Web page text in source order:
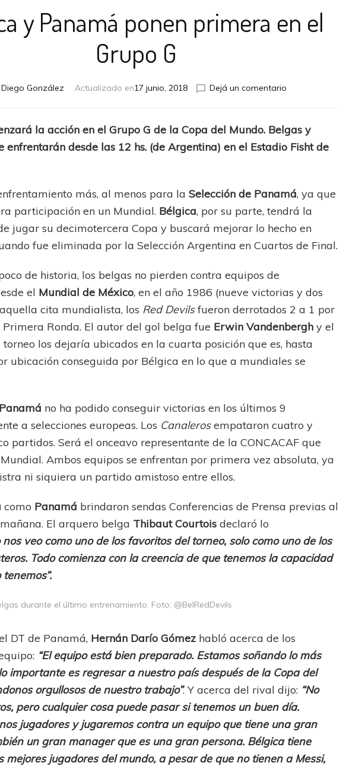
y Panamá ponen primera en el
Grupo G
Diego González Actualizado en17 junio, 2018 Dejá un comentario
ponen
primera
Grupo
G
la acción en el Grupo G de la Copa del Mundo. Belgas y
enfrentarán desde las 12 hs. (de Argentina) en el Estadio Fisht de
más, al menos para laSelección de Panamá, ya que
participación en un Mundial. Bélgica, por su parte, tendrá la
jugar su decimotercera Copa y buscará mejorar lo hecho en
fue eliminada por la Selección Argentina en Cuartos de Final.
de historia, los belgas no pierden contra equipos de
el Mundial de México, en el año 1986 (nueve victorias y dos
cita mundialista, los Red Devilsfueron derrotados 2 a 1 por
Ronda. El autor del gol belga fue Erwin Vandenbergh y el
los dejaría ubicados en la cuarta posición que es, hasta
ubicación conseguida por Bélgica en lo que a mundiales se
Panamá no ha podido conseguir victorias en los últimos 9
a selecciones europeas. Los Canalerosempataron cuatro y
partidos. Será el onceavo representante de la CONCACAF que
Ambos equipos se enfrentan por primera vez absoluta, ya
ni siquiera un partido amistoso entre ellos.
como Panamá brindaron sendas Conferencias de Prensa previas al
El arquero belga Thibaut Courtois declaró lo
nos veo como uno de los favoritos del torneo, solo como uno de los
Todo comienza con la creencia de que tenemos la capacidad
durante el último entrenamiento. Foto: @BelRedDevils
DT de Panamá, Hernán Darío Gómez habló acerca de los
“El equipo está bien preparado. Estamos soñando lo más
importante es regresar a nuestro país después de la Copa del
orgullosos de nuestro trabajo”. Y acerca del rival dijo: “No
pero cualquier cosa puede pasar si tenemos un buen día.
jugadores y jugaremos contra un equipo que tiene una gran
un gran manager que es una gran persona. Bélgica tiene
mejores jugadores del mundo, a pesar de que no tienen a Messi,